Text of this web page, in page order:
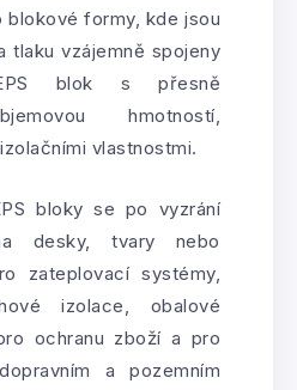
blokové formy, kde jsou
tlaku vzájemně spojeny
blok s přesně
hmotností,
vlastnostmi.
bloky se po vyzrání
desky, tvary nebo
zateplovací systémy,
izolace, obalové
ochranu zboží a pro
a pozemním